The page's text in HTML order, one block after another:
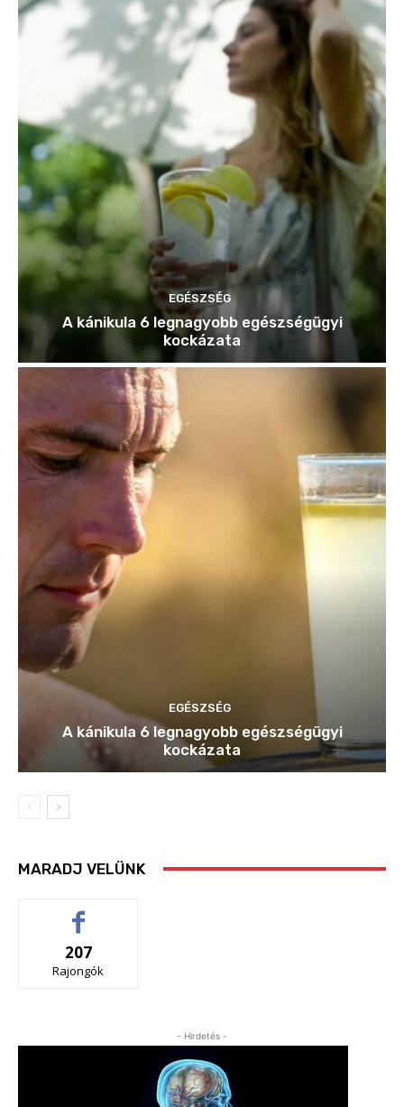
EGÉSZSÉG
A kánikula 6 legnagyobb egészségügyi
kockázata
EGÉSZSÉG
A kánikula 6 legnagyobb egészségügyi
kockázata
MARADJ VELÜNK
207
Rajongók
- Hirdetés -